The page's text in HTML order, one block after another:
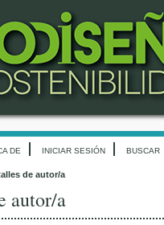
DE INICIAR SESIÓN BUSCAR
de autor/a
autor/a